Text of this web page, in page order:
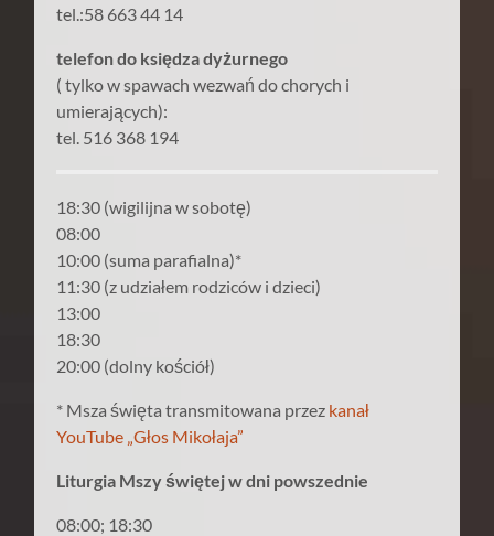
tel.:58 663 44 14
telefon do księdza dyżurnego
( tylko w spawach wezwań do chorych i
umierających):
tel. 516 368 194
18:30 (wigilijna w sobotę)
08:00
10:00 (suma parafialna)*
11:30 (z udziałem rodziców i dzieci)
13:00
18:30
20:00 (dolny kościół)
* Msza święta transmitowana przez kanał
YouTube „Głos Mikołaja”
Liturgia Mszy świętej w dni powszednie
08:00; 18:30